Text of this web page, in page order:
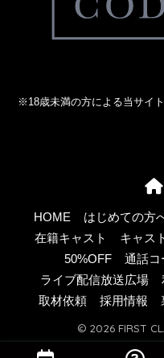
※18歳未満の方による当サイ
HOME はじめての方
在籍キャスト
キャス
50%OFF
通話コ
ライブ配信放送広場
取材依頼
採用情報
© 2026 FIRST